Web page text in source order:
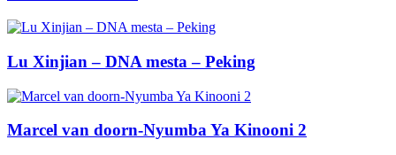
Lu Xinjian – DNA mesta – Peking
Marcel van doorn-Nyumba Ya Kinooni 2